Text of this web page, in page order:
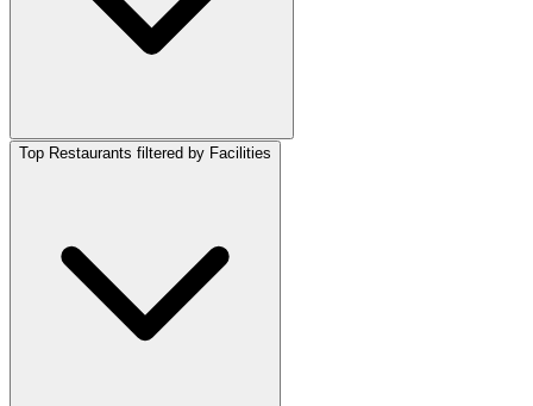
Top Restaurants filtered by Facilities